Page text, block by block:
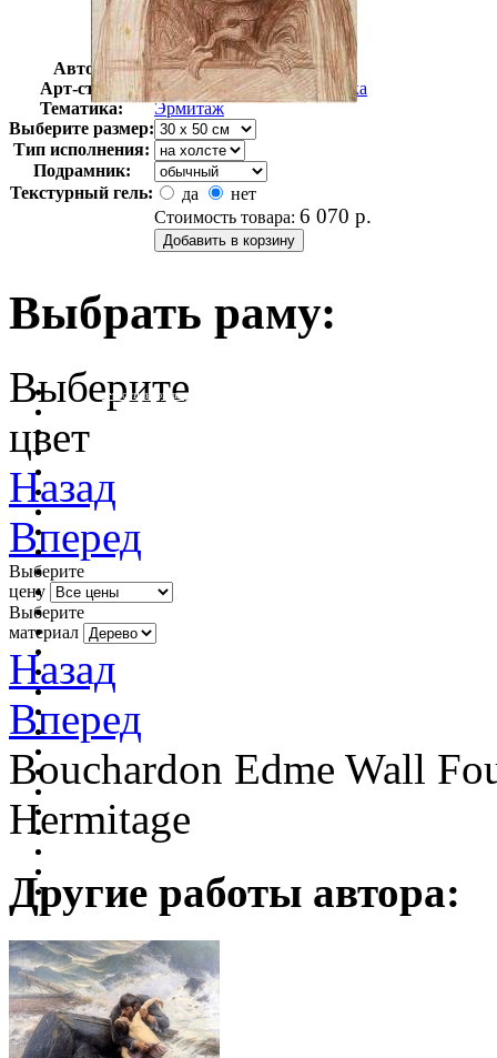
Автор:
Неизвестно
Арт-стиль
Русская живопись XIX века
Тематика:
Эрмитаж
Выберите размер:
Тип исполнения:
Подрамник:
Текстурный гель:
да
нет
Стоимость товара: 6 070 р.
Выбрать раму:
очистить фильтр цвета
Выберите
цвет
Назад
Вперед
Выберите
цену
Выберите
материал
Назад
Вперед
Bouchardon Edme Wall
Hermitage
Другие работы автора: